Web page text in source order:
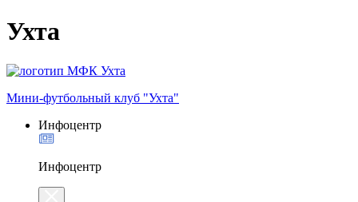
Ухта
Мини-футбольный клуб "Ухта"
Инфоцентр
Инфоцентр